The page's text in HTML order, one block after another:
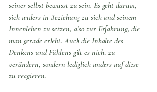
seiner selbst bewusst zu sein. Es geht darum,
sich anders in Beziehung zu sich und seinem
Innenleben zu setzen, also zur Erfahrung, die
man gerade erlebt. Auch die Inhalte des
Denkens und Fühlens gilt es nicht zu
verändern, sondern lediglich anders auf diese
zu reagieren.